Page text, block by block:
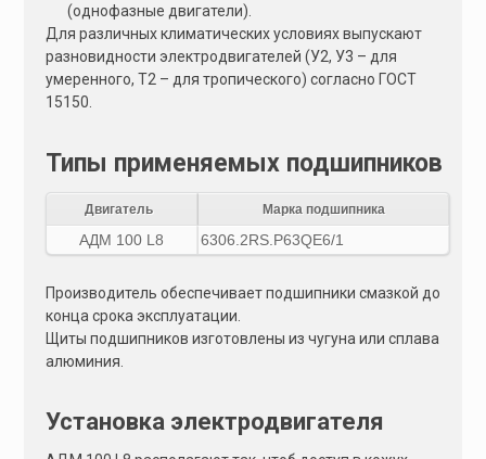
(однофазные двигатели).
Для различных климатических условиях выпускают
разновидности электродвигателей (У2, У3 – для
умеренного, Т2 – для тропического) согласно ГОСТ
15150.
Типы применяемых подшипников
Двигатель Марка подшипника
АДМ 100 L8 6306.2RS.P63QЕ6/1
Производитель обеспечивает подшипники смазкой до
конца срока эксплуатации.
Щиты подшипников изготовлены из чугуна или сплава
алюминия.
Установка электродвигателя